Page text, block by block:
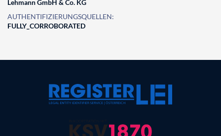
Lehmann GmbH & Co. KG
AUTHENTIFIZIERUNGSQUELLEN:
FULLY_CORROBORATED